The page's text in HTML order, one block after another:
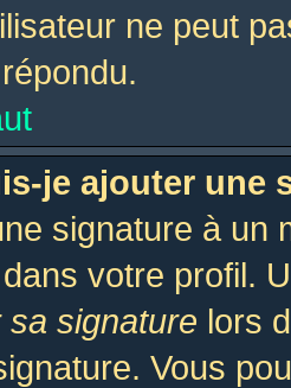
ne peut
je ajouter une
signature à un
votre profil.
sa signature lors
Vous